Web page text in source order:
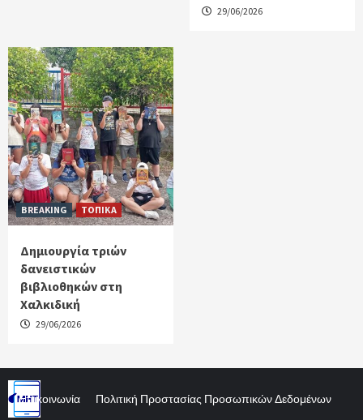
29/06/2026
BREAKING ΤΟΠΙΚΑ
Δημιουργία τριών
δανειστικών
βιβλιοθηκών στη
Χαλκιδική
29/06/2026
Επικοινωνία Πολιτική Προστασίας Προσωπικών Δεδομένων